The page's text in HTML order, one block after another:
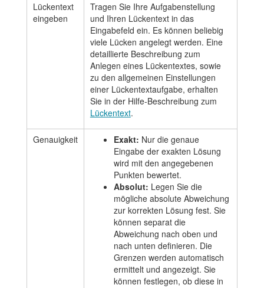
Lückentext
eingeben
Tragen Sie Ihre Aufgabenstellung
und Ihren Lückentext in das
Eingabefeld ein. Es können beliebig
viele Lücken angelegt werden. Eine
detaillierte Beschreibung zum
Anlegen eines Lückentextes, sowie
zu den allgemeinen Einstellungen
einer Lückentextaufgabe, erhalten
Sie in der Hilfe-Beschreibung zum
Lückentext.
Genauigkeit Exakt: Nur die genaue
Eingabe der exakten Lösung
wird mit den angegebenen
Punkten bewertet.
Absolut: Legen Sie die
mögliche absolute Abweichung
zur korrekten Lösung fest. Sie
können separat die
Abweichung nach oben und
nach unten definieren. Die
Grenzen werden automatisch
ermittelt und angezeigt. Sie
können festlegen, ob diese in